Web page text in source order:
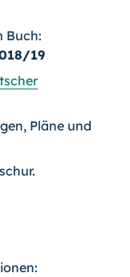
Buch:
19
Pläne und